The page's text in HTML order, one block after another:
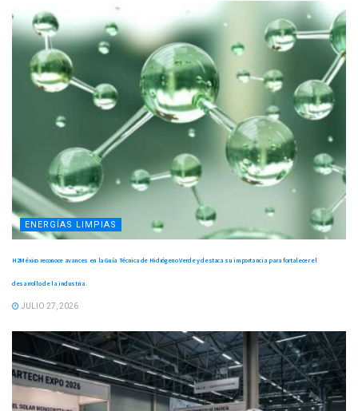
ENERGÍAS LIMPIAS
H2México reconoce avances en la Guía Técnica de Hidrógeno Verde y destaca su importancia para fortalecer el
desarrollo de la industria.
JULIO 27, 2026